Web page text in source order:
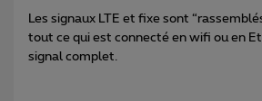
Les signaux LTE et fixe sont
tout ce qui est connecté en wifi ou en
signal complet.